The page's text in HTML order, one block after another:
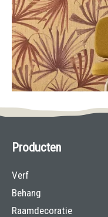
Producten
Verf
Behang
Raamdecoratie